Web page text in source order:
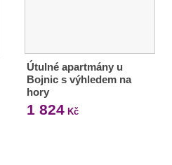
Útulné apartmány u
Bojnic s výhledem na
hory
1 824Kč